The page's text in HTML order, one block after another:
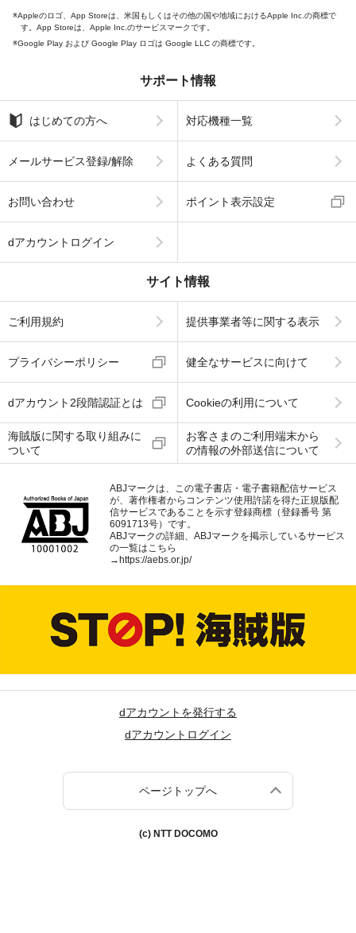
Appleのロゴ、App Storeは、米国もしくはその他の国や地域におけるApple Inc.の商標で
す。App Storeは、Apple Inc.のサービスマークです。
Google Play および Google Play ロゴは Google LLC の商標です。
サポート情報
はじめての方へ 対応機種一覧
メールサービス登録/解除 よくある質問
お問い合わせ ポイント表示設定
dアカウントログイン
サイト情報
ご利用規約 提供事業者等に関する表示
プライバシーポリシー 健全なサービスに向けて
dアカウント2段階認証とは Cookieの利用について
海賊版に関する取り組みに
ついて
お客さまのご利用端末から
の情報の外部送信について
ABJマークは、この電子書店・電子書籍配信サービス
が、著作権者からコンテンツ使用許諾を得た正規版配
信サービスであることを示す登録商標（登録番号 第
6091713号）です。
ABJマークの詳細、ABJマークを掲示しているサービス
の一覧はこちら
→https://aebs.or.jp/
dアカウントを発行する
dアカウントログイン
ページトップへ
(c) NTT DOCOMO